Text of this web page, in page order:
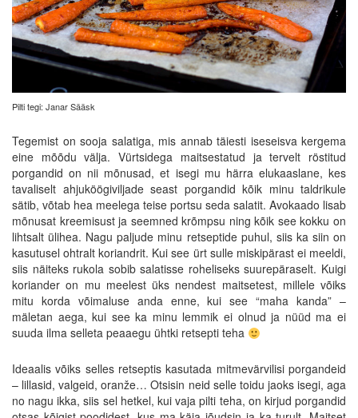
Pilti tegi: Janar Sääsk
Tegemist on sooja salatiga, mis annab täiesti iseseisva kergema
eine mõõdu välja. Vürtsidega maitsestatud ja tervelt röstitud
porgandid on nii mõnusad, et isegi mu härra elukaaslane, kes
tavaliselt ahjuköögiviljade seast porgandid kõik minu taldrikule
sätib, võtab hea meelega teise portsu seda salatit. Avokaado lisab
mõnusat kreemisust ja seemned krõmpsu ning kõik see kokku on
lihtsalt ülihea. Nagu paljude minu retseptide puhul, siis ka siin on
kasutusel ohtralt koriandrit. Kui see ürt sulle miskipärast ei meeldi,
siis näiteks rukola sobib salatisse roheliseks suurepäraselt. Kuigi
koriander on mu meelest üks nendest maitsetest, millele võiks
mitu korda võimaluse anda enne, kui see “maha kanda” –
mäletan aega, kui see ka minu lemmik ei olnud ja nüüd ma ei
suuda ilma selleta peaaegu ühtki retsepti teha
Ideaalis võiks selles retseptis kasutada mitmevärvilisi porgandeid
– lillasid, valgeid, oranže… Otsisin neid selle toidu jaoks isegi, aga
no nagu ikka, siis sel hetkel, kui vaja pilti teha, on kirjud porgandid